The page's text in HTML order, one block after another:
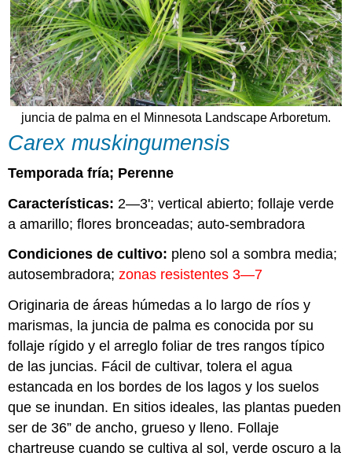
juncia de palma en el Minnesota Landscape Arboretum.
Carex muskingumensis
Temporada fría; Perenne
Características: 2—3'; vertical abierto; follaje verde
a amarillo; flores bronceadas; auto-sembradora
Condiciones de cultivo: pleno sol a sombra media;
autosembradora;zonas resistentes 3—7
Originaria de áreas húmedas a lo largo de ríos y
marismas, la juncia de palma es conocida por su
follaje rígido y el arreglo foliar de tres rangos típico
de las juncias. Fácil de cultivar, tolera el agua
estancada en los bordes de los lagos y los suelos
que se inundan. En sitios ideales, las plantas pueden
ser de 36” de ancho, grueso y lleno. Follaje
chartreuse cuando se cultiva al sol, verde oscuro a la